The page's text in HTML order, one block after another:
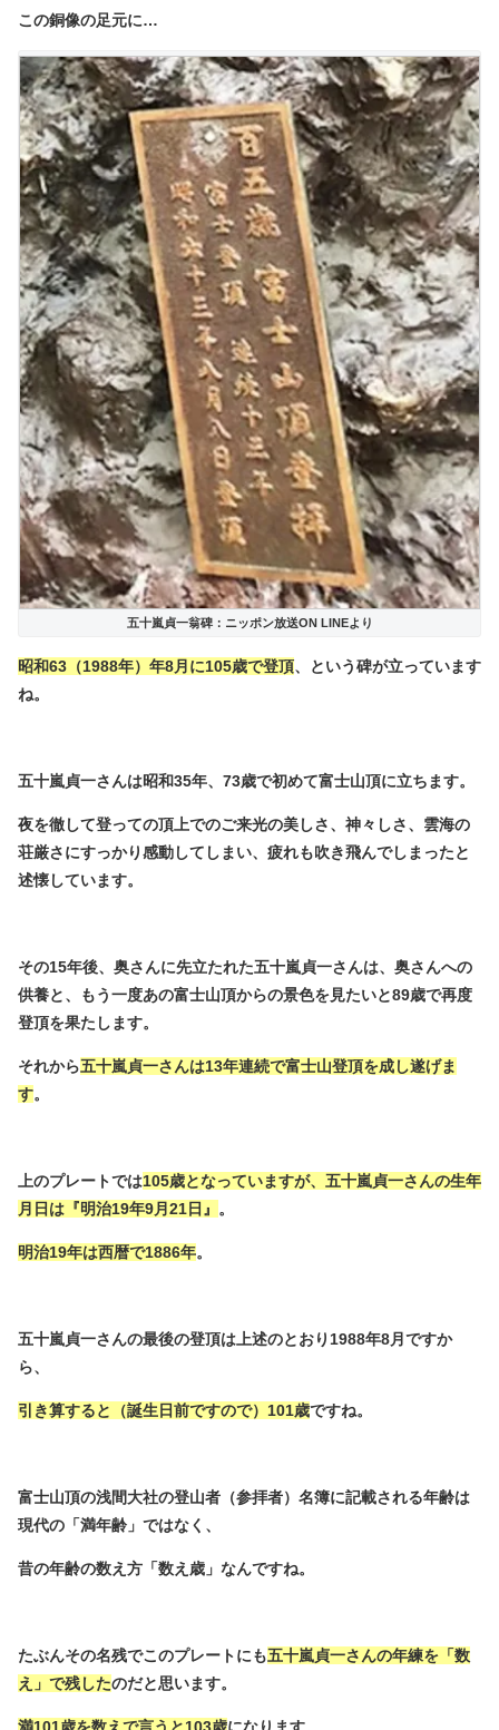
この銅像の足元に…
五十嵐貞一翁碑：ニッポン放送ON LINEより
昭和63（1988年）年8月に105歳で登頂、という碑が立っています
ね。
五十嵐貞一さんは昭和35年、73歳で初めて富士山頂に立ちます。
夜を徹して登っての頂上でのご来光の美しさ、神々しさ、雲海の
荘厳さにすっかり感動してしまい、疲れも吹き飛んでしまったと
述懐しています。
その15年後、奥さんに先立たれた五十嵐貞一さんは、奥さんへの
供養と、もう一度あの富士山頂からの景色を見たいと89歳で再度
登頂を果たします。
それから五十嵐貞一さんは13年連続で富士山登頂を成し遂げま
す。
上のプレートでは105歳となっていますが、五十嵐貞一さんの生年
月日は『明治19年9月21日』 。
明治19年は西暦で1886年。
五十嵐貞一さんの最後の登頂は上述のとおり1988年8月ですか
ら、
引き算すると（誕生日前ですので）101歳ですね。
富士山頂の浅間大社の登山者（参拝者）名簿に記載される年齢は
現代の「満年齢」ではなく、
昔の年齢の数え方「数え歳」なんですね。
たぶんその名残でこのプレートにも五十嵐貞一さんの年練を「数
え」で残したのだと思います。
満101歳を数えで言うと103歳になります。